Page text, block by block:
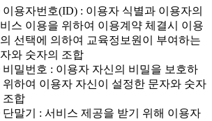
용자번호(ID) : 이용자 식별과 이용자의
스 이용을 위하여 이용계약 체결시 이용
선택에 의하여 교육정보원이 부여하는
와 숫자의 조합
밀번호 : 이용자 자신의 비밀을 보호하
위하여 이용자 자신이 설정한 문자와 숫자
조합
말기 : 서비스 제공을 받기 위해 이용자